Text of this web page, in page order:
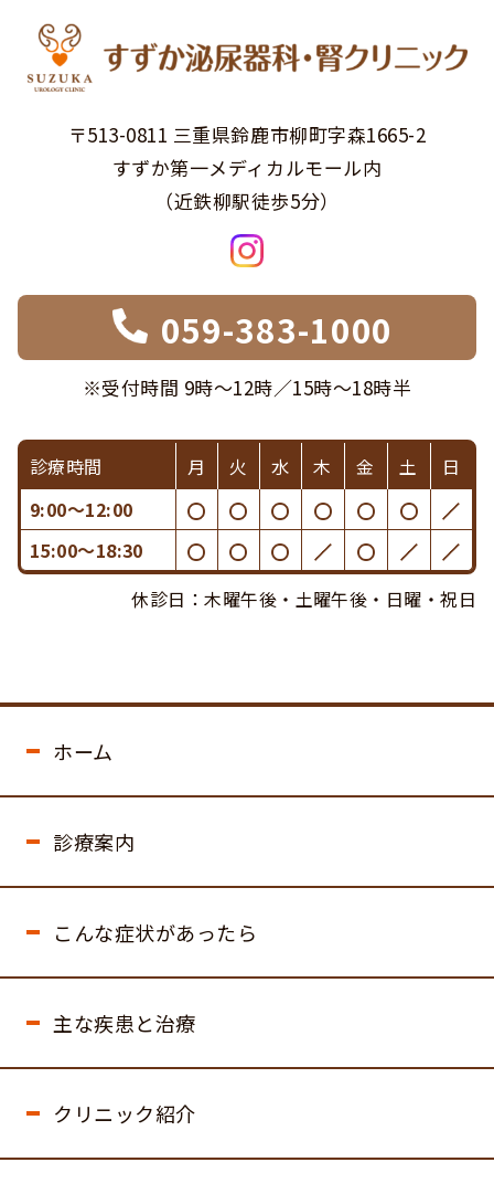
〒513-0811 三重県鈴鹿市柳町字森1665-2
すずか第一メディカルモール内
（近鉄柳駅徒歩5分）
059-383-1000
※受付時間 9時〜12時／15時〜18時半
診療時間 月 火 水 木 金 土
日
9:00〜12:00
15:00〜18:30
休診日：木曜午後・土曜午後・日曜・祝日
ホーム
診療案内
こんな症状があったら
主な疾患と治療
クリニック紹介